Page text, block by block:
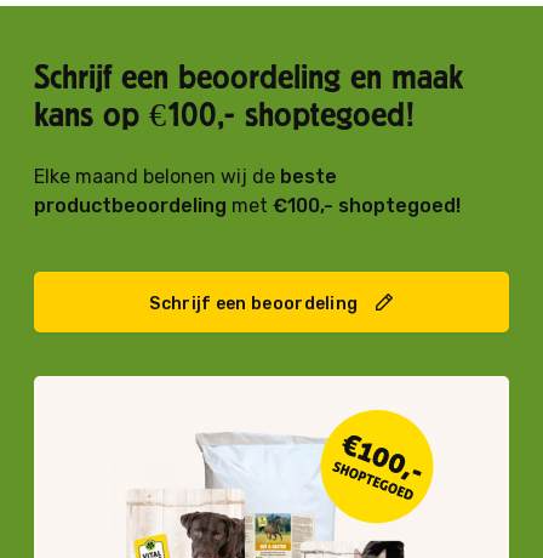
Schrijf een beoordeling en maak
kans op €100,- shoptegoed!
Elke maand belonen wij de beste
productbeoordeling met €100,- shoptegoed!
Schrijf een beoordeling